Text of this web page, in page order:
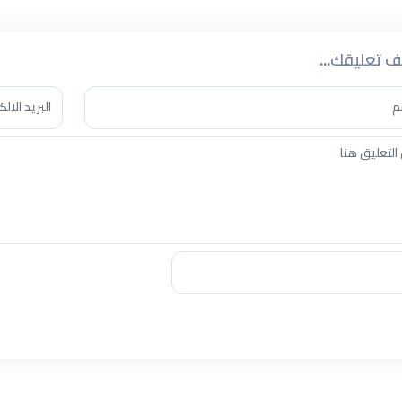
تعليقك...